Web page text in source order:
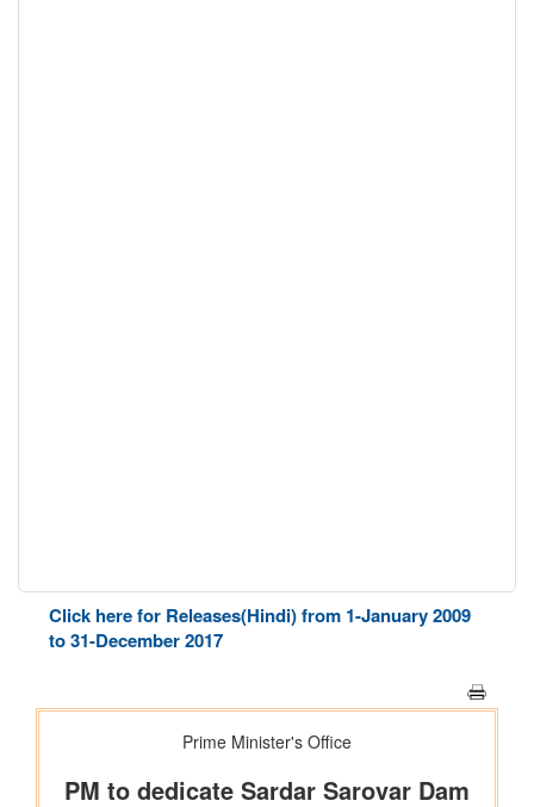
Click here for Releases(Hindi) from 1-January 2009
to 31-December 2017